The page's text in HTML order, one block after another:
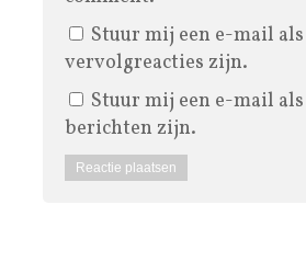
Stuur mij een e-mail
vervolgreacties zijn.
Stuur mij een e-mail
berichten zijn.